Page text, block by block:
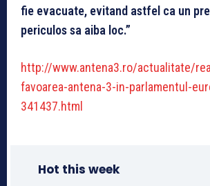
fie evacuate, evitand astfel ca un
periculos sa aiba loc.”
http://www.antena3.ro/actualitate/
favoarea-antena-3-in-parlamentul-
341437.html
Hot this week